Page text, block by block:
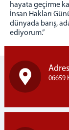
hayata geçirme
İnsan Hakları
dünyada barış,
ediyorum.”
Adres
06659